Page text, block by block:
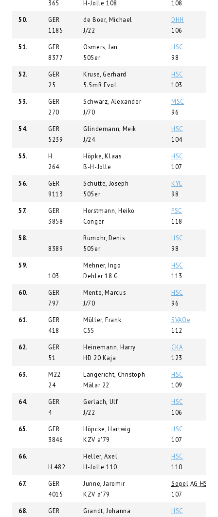
365 H-Jolle 108 108
50.
GER
1185
de Boer, Michael
J/22
DHH
106
51.
GER
8377
Osmers, Jan
505er
HSC
98
52.
GER
25
Kruse, Gerhard
5.5mR Evol.
HSC
103
53.
GER
270
Schwarz, Alexander
J/70
MSC
96
54.
GER
5239
Glindemann, Meik
J/24
HSC
104
55.
H
264
Höpke, Klaas
B-H-Jolle
HSC
107
56.
GER
9113
Schütte, Joseph
505er
KYC
98
57.
GER
3858
Horstmann, Heiko
Conger
PSC
118
58.
8389
Rumohr, Denis
505er
HSC
98
59.
103
Mehner, Ingo
Dehler 18 G.
HSC
113
60.
GER
797
Mente, Marcus
J/70
HSC
96
61.
GER
418
Müller, Frank
C55
SVAOe
112
62.
GER
51
Heinemann, Harry
HD 20 Kaja
CKA
123
63.
M22
24
Längericht, Christoph
Mälar 22
HSC
109
64.
GER
4
Gerlach, Ulf
J/22
HSC
106
65.
GER
3846
Höpcke, Hartwig
KZV a'79
HSC
107
66.
H 482
Heller, Axel
H-Jolle 110
HSC
110
67.
GER
4015
Junne, Jaromir
KZV a'79
Segel AG HSU
107
68.
GER
Grandt, Johanna
HSC